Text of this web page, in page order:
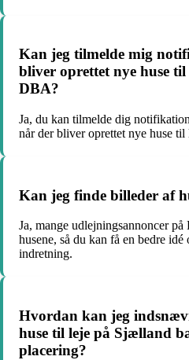
Kan jeg tilmelde mig
bliver oprettet nye huse
DBA?
Ja, du kan tilmelde dig
når der bliver oprettet nye huse
Kan jeg finde billeder af
Ja, mange udlejningsannoncer
husene, så du kan få en bedre idé
indretning.
Hvordan kan jeg
huse til leje på Sjælland
placering?